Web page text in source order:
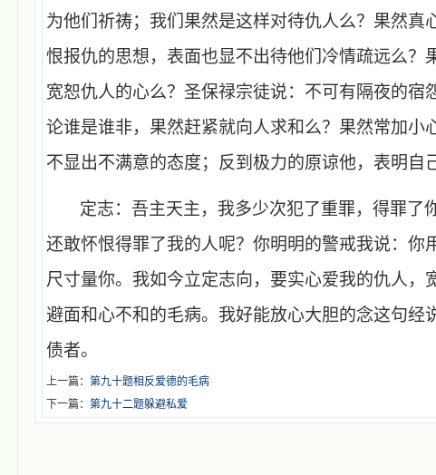
为他们祈祷；我们果然是这样对待仇人么？果然真
恨报仇的思想，表面也显不出待他们冷情疏远么？
宽恕仇人的心么？圣保禄宗徒说：不可有隔夜的宿
论谁是谁非，果然赶紧就向人求和么？果然常加小
不显出不满意的态度；反到极力的原谅他，表明自
定志：吾主天主，我多少次犯了重罪，得罪了
还敢怀恨得罪了我的人呢？你明明的警戒我说：你
尺寸量你。我如今立定志向，要实心爱我的仇人，
避面和心不和的毛病。我好能放心大胆的念这句经
债者。
上一篇： 第九十题相反爱德的毛病
下一篇： 第九十二题躲避私爱